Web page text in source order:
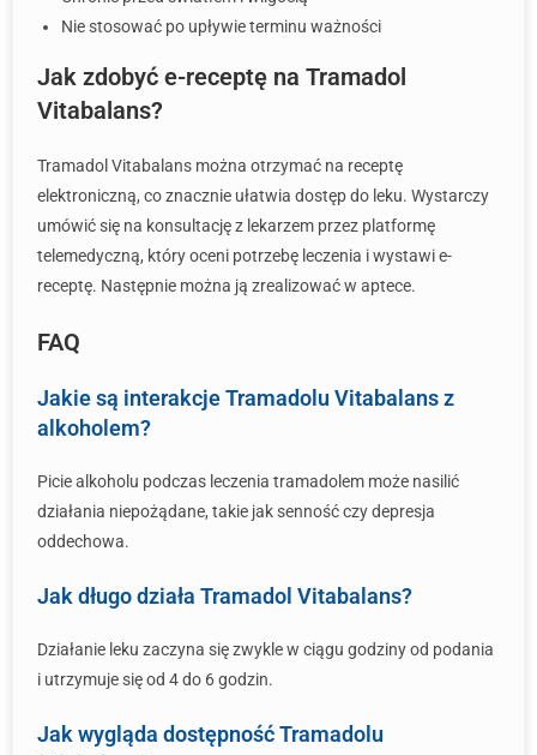
Nie stosować po upływie terminu ważności
Jak zdobyć e-receptę na Tramadol
Vitabalans?
Tramadol Vitabalans można otrzymać na receptę
elektroniczną, co znacznie ułatwia dostęp do leku. Wystarczy
umówić się na konsultację z lekarzem przez platformę
telemedyczną, który oceni potrzebę leczenia i wystawi e-
receptę. Następnie można ją zrealizować w aptece.
FAQ
Jakie są interakcje Tramadolu Vitabalans z
alkoholem?
Picie alkoholu podczas leczenia tramadolem może nasilić
działania niepożądane, takie jak senność czy depresja
oddechowa.
Jak długo działa Tramadol Vitabalans?
Działanie leku zaczyna się zwykle w ciągu godziny od podania
i utrzymuje się od 4 do 6 godzin.
Jak wygląda dostępność Tramadolu